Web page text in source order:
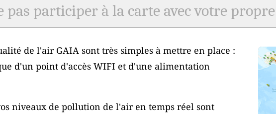
pas participer à la carte avec votre
de l'air GAIA sont très simples à mettre en place :
d'un point d'accès WIFI et d'une alimentation
niveaux de pollution de l'air en temps réel sont